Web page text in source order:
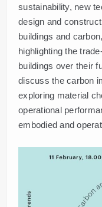
sustainability, new
design and
buildings and
highlighting the
buildings over their
discuss the carbon
exploring material
operational
embodied and